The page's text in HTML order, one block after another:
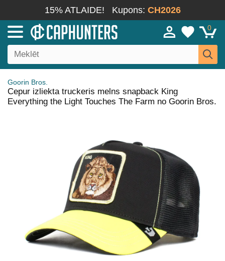
15% ATLAIDE! Kupons: CH2026
0
Goorin Bros.
Cepur izliekta truckeris melns snapback King
Everything the Light Touches The Farm no Goorin Bros.